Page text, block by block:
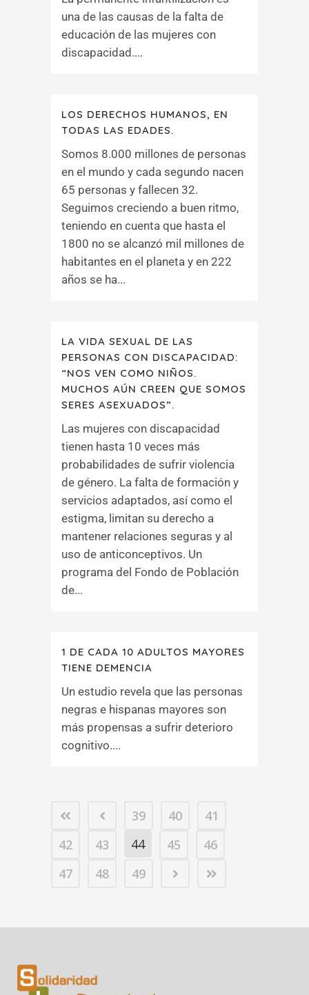
una de las causas de la falta de
educación de las mujeres con
discapacidad....
LOS DERECHOS HUMANOS, EN
TODAS LAS EDADES.
Somos 8.000 millones de personas
en el mundo y cada segundo nacen
65 personas y fallecen 32.
Seguimos creciendo a buen ritmo,
teniendo en cuenta que hasta el
1800 no se alcanzó mil millones de
habitantes en el planeta y en 222
años se ha...
LA VIDA SEXUAL DE LAS
PERSONAS CON DISCAPACIDAD:
“NOS VEN COMO NIÑOS.
MUCHOS AÚN CREEN QUE SOMOS
SERES ASEXUADOS”.
Las mujeres con discapacidad
tienen hasta 10 veces más
probabilidades de sufrir violencia
de género. La falta de formación y
servicios adaptados, así como el
estigma, limitan su derecho a
mantener relaciones seguras y al
uso de anticonceptivos. Un
programa del Fondo de Población
de...
1 DE CADA 10 ADULTOS MAYORES
TIENE DEMENCIA
Un estudio revela que las personas
negras e hispanas mayores son
más propensas a sufrir deterioro
cognitivo....
39 40
41
42
43 44 45
46
47
48 49